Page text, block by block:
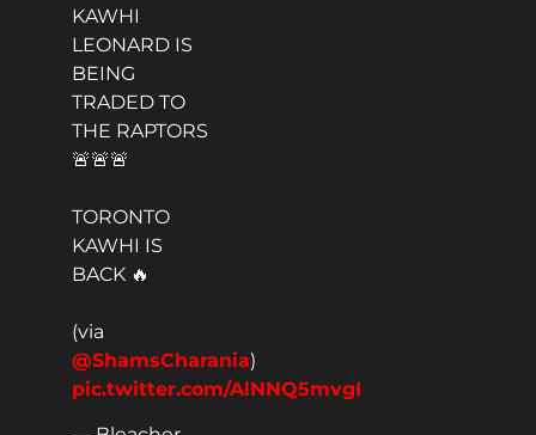
KAWHI
LEONARD IS
BEING
TRADED TO
THE RAPTORS
🚨🚨🚨
TORONTO
KAWHI IS
BACK 🔥
(via
@ShamsCharania)
pic.twitter.com/AlNNQ5mvgI